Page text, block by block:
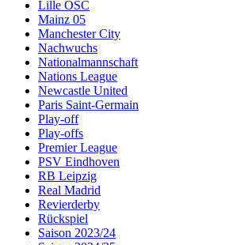
Lille OSC
Mainz 05
Manchester City
Nachwuchs
Nationalmannschaft
Nations League
Newcastle United
Paris Saint-Germain
Play-off
Play-offs
Premier League
PSV Eindhoven
RB Leipzig
Real Madrid
Revierderby
Rückspiel
Saison 2023/24